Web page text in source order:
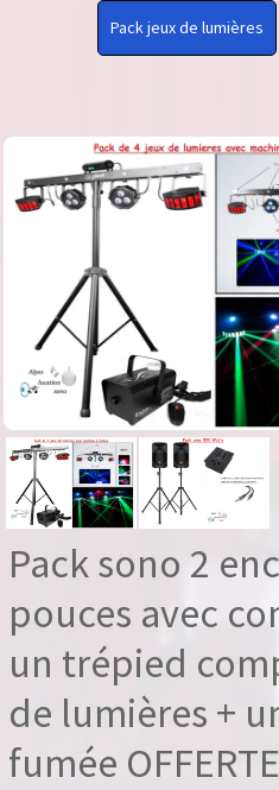
Pack jeux de lumières
Pack sono 2
pouces avec
un trépied
de lumières +
fumée